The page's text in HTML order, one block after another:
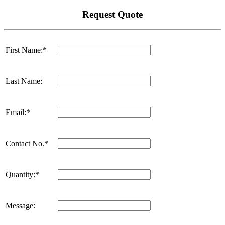
Request Quote
First Name:*
Last Name:
Email:*
Contact No.*
Quantity:*
Message: